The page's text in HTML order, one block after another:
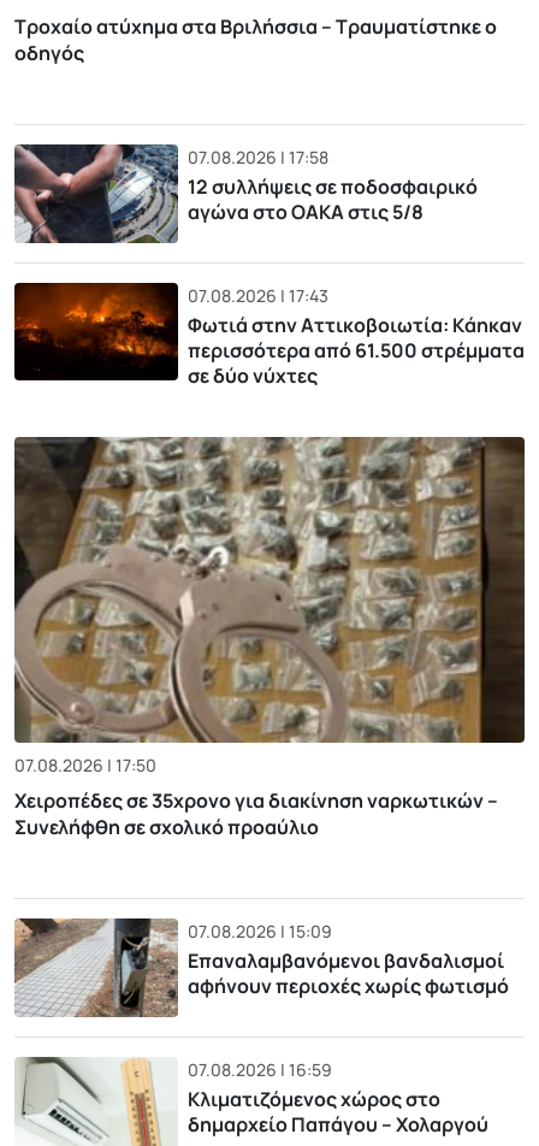
Τροχαίο ατύχημα στα Βριλήσσια – Τραυματίστηκε ο
οδηγός
07.08.2026 | 17:58
12 συλλήψεις σε ποδοσφαιρικό
αγώνα στο ΟΑΚΑ στις 5/8
07.08.2026 | 17:43
Φωτιά στην Αττικοβοιωτία: Kάηκαν
περισσότερα από 61.500 στρέμματα
σε δύο νύχτες
07.08.2026 | 17:50
Χειροπέδες σε 35χρονο για διακίνηση ναρκωτικών –
Συνελήφθη σε σχολικό προαύλιο
07.08.2026 | 15:09
Επαναλαμβανόμενοι βανδαλισμοί
αφήνουν περιοχές χωρίς φωτισμό
07.08.2026 | 16:59
Κλιματιζόμενος χώρος στο
δημαρχείο Παπάγου – Χολαργού